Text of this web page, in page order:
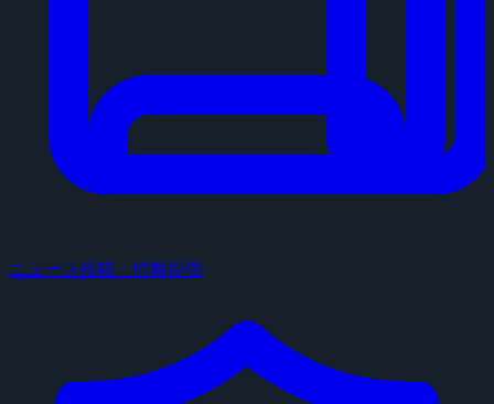
ニュース投稿・情報提供